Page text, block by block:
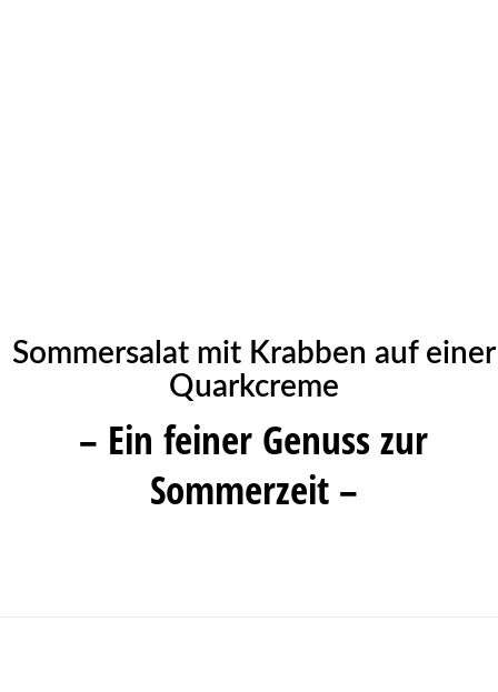
Sommersalat mit Krabben auf einer
Quarkcreme
– Ein feiner Genuss zur
Sommerzeit –